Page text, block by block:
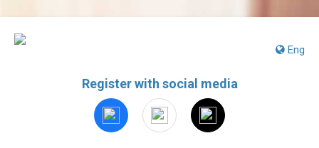
Eng
Register with social media